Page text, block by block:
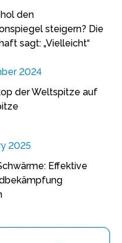
den
steigern? Die
sagt: „Vielleicht“
2024
der Weltspitze auf
2025
Effektive